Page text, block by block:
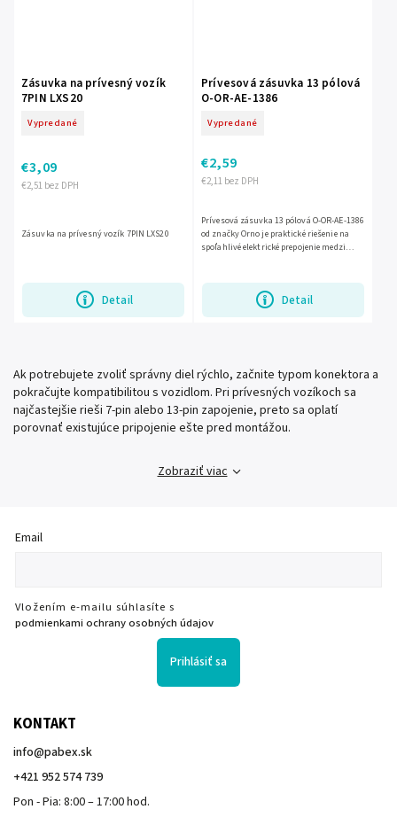
Zásuvka na prívesný vozík
7PIN LXS20
Vypredané
€2,51 bez DPH
€3,09
Detail
Zásuvka na prívesný vozík 7PIN LXS20
Prívesová zásuvka 13 pólová
O-OR-AE-1386
Vypredané
€2,11 bez DPH
€2,59
Detail
Prívesová zásuvka 13 pólová O-OR-AE-1386
od značky Orno je praktické riešenie na
spoľahlivé elektrické prepojenie medzi
Ak potrebujete zvoliť správny diel rýchlo, začnite typom konektora a
pokračujte kompatibilitou s vozidlom. Pri prívesných vozíkoch sa
najčastejšie rieši 7-pin alebo 13-pin zapojenie, preto sa oplatí
porovnať existujúce pripojenie ešte pred montážou.
Zobraziť viac
Email
Vložením e-mailu súhlasíte s
podmienkami ochrany osobných údajov
Prihlásiť sa
KONTAKT
info@pabex.sk
+421 952 574 739
Pon - Pia: 8:00 – 17:00 hod.